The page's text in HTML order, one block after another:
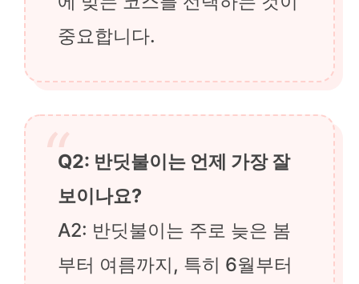
중요합니다.
Q2: 반딧불이는 언제 가장 잘
보이나요?
A2: 반딧불이는 주로 늦은 봄
부터 여름까지, 특히 6월부터